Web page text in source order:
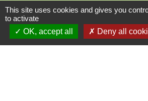
E-mail : mairie.danne-4-
Liens utiles
This site uses cookies and gives you
to activate
OK, accept all
Deny all